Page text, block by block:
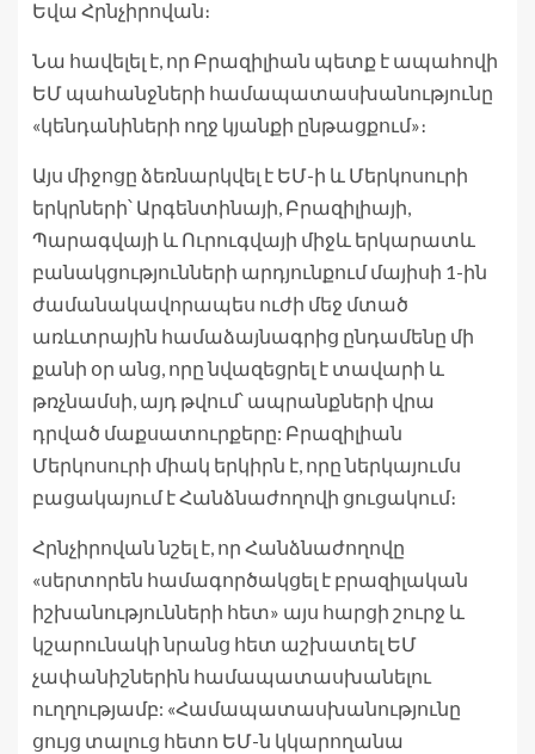
Եվա Հրնչիրովան։
Նա հավելել է, որ Բրազիլիան պետք է ապահովի
ԵՄ պահանջների համապատասխանությունը
«կենդանիների ողջ կյանքի ընթացքում»։
Այս միջոցը ձեռնարկվել է ԵՄ-ի և Մերկոսուրի
երկրների՝ Արգենտինայի, Բրազիլիայի,
Պարագվայի և Ուրուգվայի միջև երկարատև
բանակցությունների արդյունքում մայիսի 1-ին
ժամանակավորապես ուժի մեջ մտած
առևտրային համաձայնագրից ընդամենը մի
քանի օր անց, որը նվազեցրել է տավարի և
թռչնամսի, այդ թվում՝ ապրանքների վրա
դրված մաքսատուրքերը: Բրազիլիան
Մերկոսուրի միակ երկիրն է, որը ներկայումս
բացակայում է Հանձնաժողովի ցուցակում։
Հրնչիրովան նշել է, որ Հանձնաժողովը
«սերտորեն համագործակցել է բրազիլական
իշխանությունների հետ» այս հարցի շուրջ և
կշարունակի նրանց հետ աշխատել ԵՄ
չափանիշներին համապատասխանելու
ուղղությամբ: «Համապատասխանությունը
ցույց տալուց հետո ԵՄ-ն կկարողանա